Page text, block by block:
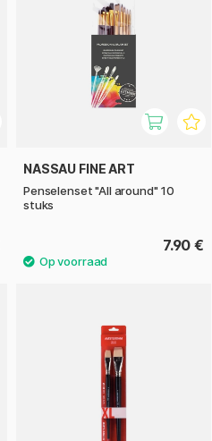
NASSAU FINE ART
Penselenset "All around" 10
stuks
7.90 €